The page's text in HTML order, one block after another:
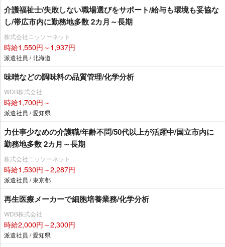
介護福祉士/失敗しない職場選びをサポート/給与も環境も妥協な
し/帯広市内に勤務地多数 2カ月～長期
株式会社ニッソーネット
時給1,550円～1,937円
派遣社員 / 北海道
味噌などの調味料の品質管理/化学分析
WDB株式会社
時給1,700円～
派遣社員 / 愛知県
力仕事少なめの介護職/年齢不問/50代以上が活躍中/国立市内に
勤務地多数 2カ月～長期
株式会社ニッソーネット
時給1,530円～2,287円
派遣社員 / 東京都
再生医療メーカーで細胞培養業務/化学分析
WDB株式会社
時給2,000円～2,300円
派遣社員 / 愛知県